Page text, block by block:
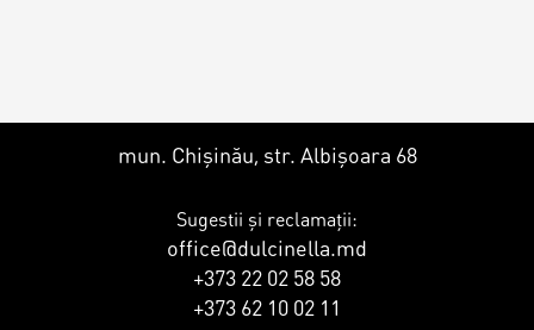
mun. Chișinău, str. Albișoara 68
Sugestii și reclamații:
office@dulcinella.md
+373 22 02 58 58
+373 62 10 02 11